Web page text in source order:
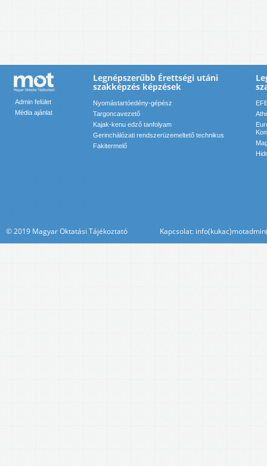
Admin felület
Média ajánlat
Legnépszerűbb Érettségi utáni
szakképzés képzések
Nyomástartóedény-gépész
Targoncavezető
Kajak-kenu edző tanfolyam
Gerinchálózati rendszerüzemeltető technikus
Fakitermelő
© 2019 Magyar Oktatási Tájékoztató Kapcsolat: